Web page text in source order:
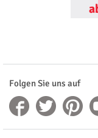
Folgen Sie uns auf